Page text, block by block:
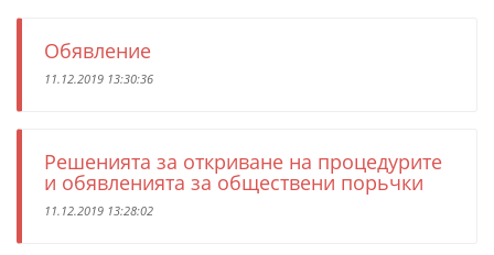
Обявление
11.12.2019 13:30:36
Решенията за откриване на процедурите
и обявленията за обществени порьчки
11.12.2019 13:28:02